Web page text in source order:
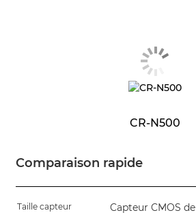
Comparaison rapide
CR-N500
Taille capteur
Capteur CMOS de